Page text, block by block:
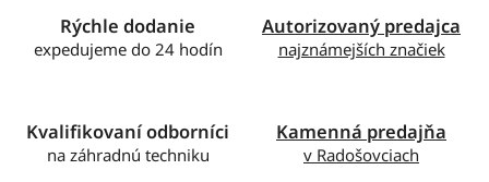
Rýchle dodanie
expedujeme do 24 hodín
Autorizovaný predajca
najznámejších značiek
Kvalifikovaní odborníci
na záhradnú techniku
Kamenná predajňa
v Radošovciach